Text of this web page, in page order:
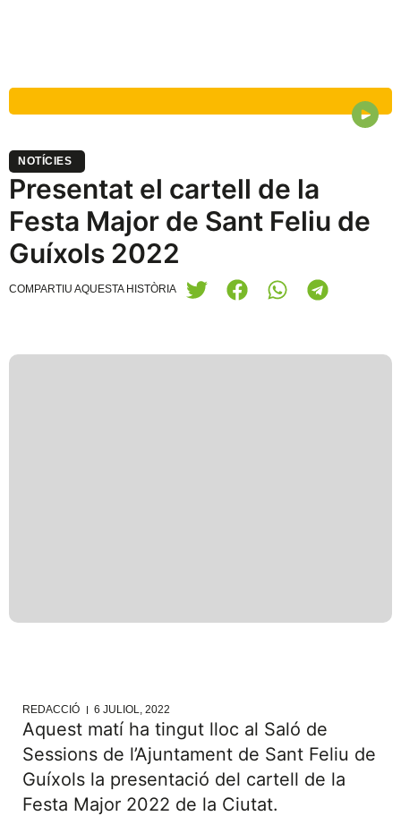
NOTÍCIES
Presentat el cartell de la
Festa Major de Sant Feliu de
Guíxols 2022
COMPARTIU AQUESTA HISTÒRIA
REDACCIÓ 6 JULIOL, 2022
Aquest matí ha tingut lloc al Saló de
Sessions de l’Ajuntament de Sant Feliu de
Guíxols la presentació del cartell de la
Festa Major 2022 de la Ciutat.